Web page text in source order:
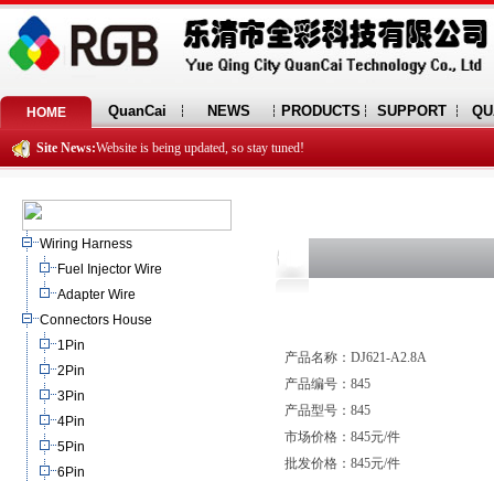
HOME QuanCai NEWS PRODUCTS SUPPORT
Site News:Website is being updated, so stay tuned!
Wiring Harness
Fuel Injector Wire
Adapter Wire
Connectors House
1Pin
2Pin
3Pin
4Pin
5Pin
6Pin
产品名称：DJ621-A2.8A
产品编号：845
产品型号：845
市场价格：845元/件
批发价格：845元/件